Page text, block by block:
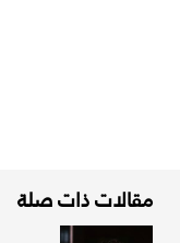
مقالات ذات صلة